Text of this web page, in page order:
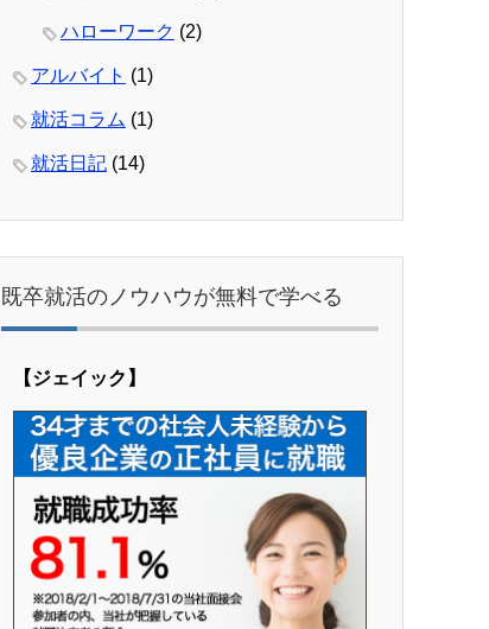
ハローワーク (2)
アルバイト (1)
就活コラム (1)
就活日記 (14)
既卒就活のノウハウが無料で学べる
【ジェイック】